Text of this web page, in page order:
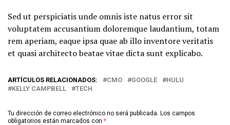
Sed ut perspiciatis unde omnis iste natus error sit
voluptatem accusantium doloremque laudantium, totam
rem aperiam, eaque ipsa quae ab illo inventore veritatis
et quasi architecto beatae vitae dicta sunt explicabo.
ARTÍCULOS RELACIONADOS: CMO GOOGLE
HULU
KELLY CAMPBELL
TECH
Tu dirección de correo electrónico no será publicada. Los campos
obligatorios están marcados con *